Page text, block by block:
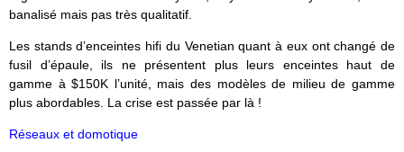
banalisé mais pas très qualitatif.
Les stands d’enceintes hifi du Venetian quant à eux ont changé de
fusil d’épaule, ils ne présentent plus leurs enceintes haut de
gamme à $150K l’unité, mais des modèles de milieu de gamme
plus abordables. La crise est passée par là !
Réseaux et domotique